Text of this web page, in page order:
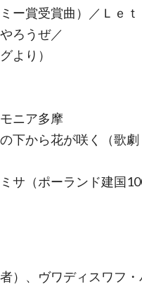
ー賞受賞曲）／Ｌｅ
ろうぜ／
より）
ニア多摩
下から花が咲く（歌劇
サ（ポーランド建国
）、ヴワディスワフ・